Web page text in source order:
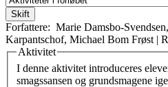
Forfattere: Marie Damsbo-Svendsen,
Karpantschof, Michael Bom Frøst |
Vertikale faneblade
Aktivitet
I denne aktivitet introduceres
smagssansen og grundsmagene